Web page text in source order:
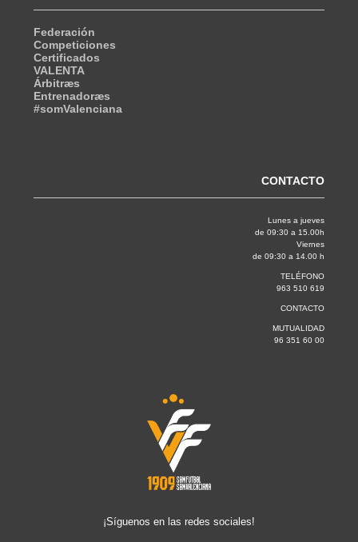
Federación
Competiciones
Certificados
VALENTA
Árbitræs
Entrenadoræs
#somValenciana
CONTACTO
Lunes a jueves
de 09:30 a 15.00h
Viernes
de 09:30 a 14.00 h
TELÉFONO
963 510 619
CONTACTO
MUTUALIDAD
96 351 60 00
¡Síguenos en las redes sociales!